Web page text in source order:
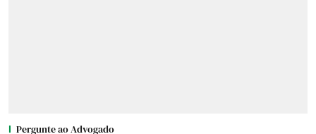
Pergunte ao Advogado